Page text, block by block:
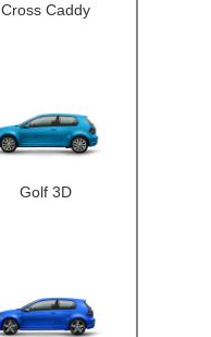
Cross Caddy
Golf 3D